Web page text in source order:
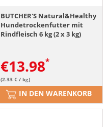
BUTCHER'S Natural&Healthy
Hundetrockenfutter mit
Rindfleisch 6 kg (2 x 3 kg)
€13.98
(2.33 € / kg)
IN DEN WARENKORB